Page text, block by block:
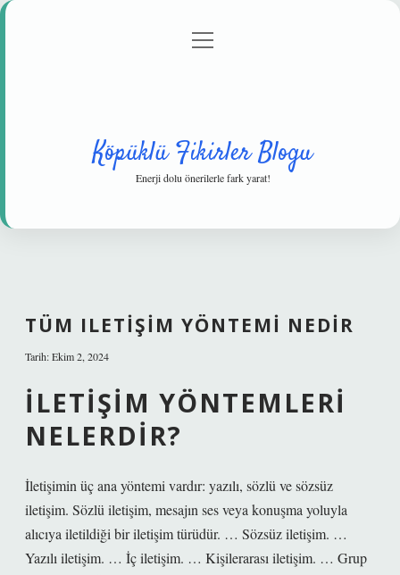
Gizlilik Politikası
menüyü
Köpüklü Fikirler Blogu
Enerji dolu önerilerle fark yarat!
TÜM ILETIŞIM YÖNTEMI NEDIR
Tarih: Ekim 2, 2024
İLETIŞIM YÖNTEMLERI
NELERDIR?
İletişimin üç ana yöntemi vardır: yazılı, sözlü ve sözsüz
iletişim. Sözlü iletişim, mesajın ses veya konuşma yoluyla
alıcıya iletildiği bir iletişim türüdür. … Sözsüz iletişim. …
Yazılı iletişim. … İç iletişim. … Kişilerarası iletişim. … Grup